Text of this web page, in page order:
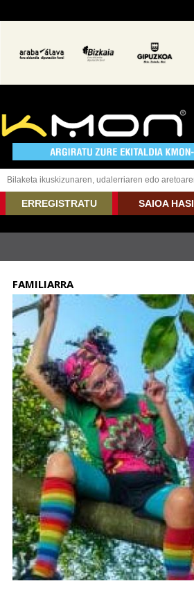
ERREGISTRATU SAIOA HASI
FAMILIARRA